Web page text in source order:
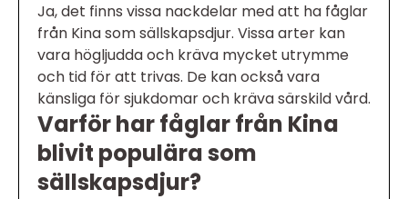
Ja, det finns vissa nackdelar med att ha fåglar
från Kina som sällskapsdjur. Vissa arter kan
vara högljudda och kräva mycket utrymme
och tid för att trivas. De kan också vara
känsliga för sjukdomar och kräva särskild vård.
Varför har fåglar från Kina
blivit populära som
sällskapsdjur?